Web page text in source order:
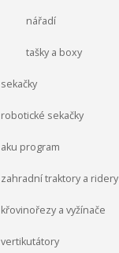
nářadí
tašky a boxy
sekačky
robotické sekačky
aku program
zahradní traktory a ridery
křovinořezy a vyžínače
vertikutátory